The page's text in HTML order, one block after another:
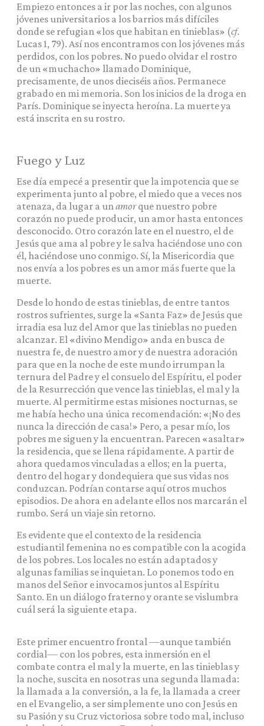
Empiezo entonces a ir por las noches, con algunos
jóvenes universitarios a los barrios más difíciles
donde se refugian «los que habitan en tinieblas» (cf.
Lucas 1, 79). Así nos encontramos con los jóvenes más
perdidos, con los pobres. No puedo olvidar el rostro
de un «muchacho» llamado Dominique,
precisamente, de unos dieciséis años. Permanece
grabado en mi memoria. Son los inicios de la droga en
París. Dominique se inyecta heroína. La muerte ya
está inscrita en su rostro.
Fuego y Luz
Ese día empecé a presentir que la impotencia que se
experimenta junto al pobre, el miedo que a veces nos
atenaza, da lugar a un amorque nuestro pobre
corazón no puede producir, un amor hasta entonces
desconocido. Otro corazón late en el nuestro, el de
Jesús que ama al pobre y le salva haciéndose uno con
él, haciéndose uno conmigo. Sí, la Misericordia que
nos envía a los pobres es un amor más fuerte que la
muerte.
Desde lo hondo de estas tinieblas, de entre tantos
rostros sufrientes, surge la «Santa Faz» de Jesús que
irradia esa luz del Amor que las tinieblas no pueden
alcanzar. El «divino Mendigo» anda en busca de
nuestra fe, de nuestro amor y de nuestra adoración
para que en la noche de este mundo irrumpan la
ternura del Padre y el consuelo del Espíritu, el poder
de la Resurrección que vence las tinieblas, el mal y la
muerte. Al permitirme estas misiones nocturnas, se
me había hecho una única recomendación: «¡No des
nunca la dirección de casa!» Pero, a pesar mío, los
pobres me siguen y la encuentran. Parecen «asaltar»
la residencia, que se llena rápidamente. A partir de
ahora quedamos vinculadas a ellos; en la puerta,
dentro del hogar y dondequiera que sus vidas nos
conduzcan. Podrían contarse aquí otros muchos
episodios. De ahora en adelante ellos nos marcarán el
rumbo. Será un viaje sin retorno.
Es evidente que el contexto de la residencia
estudiantil femenina no es compatible con la acogida
de los pobres. Los locales no están adaptados y
algunas familias se inquietan. Lo ponemos todo en
manos del Señor e invocamos juntos al Espíritu
Santo. En un diálogo fraterno y orante se vislumbra
cuál será la siguiente etapa.
Este primer encuentro frontal —aunque también
cordial— con los pobres, esta inmersión en el
combate contra el mal y la muerte, en las tinieblas y
la noche, suscita en nosotras una segunda llamada:
la llamada a la conversión, a la fe, la llamada a creer
en el Evangelio, a ser simplemente uno con Jesús en
su Pasión y su Cruz victoriosa sobre todo mal, incluso